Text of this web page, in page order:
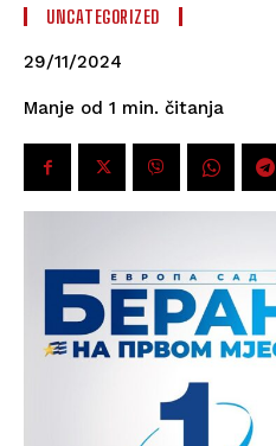
UNCATEGORIZED
29/11/2024
Manje od 1 min. čitanja